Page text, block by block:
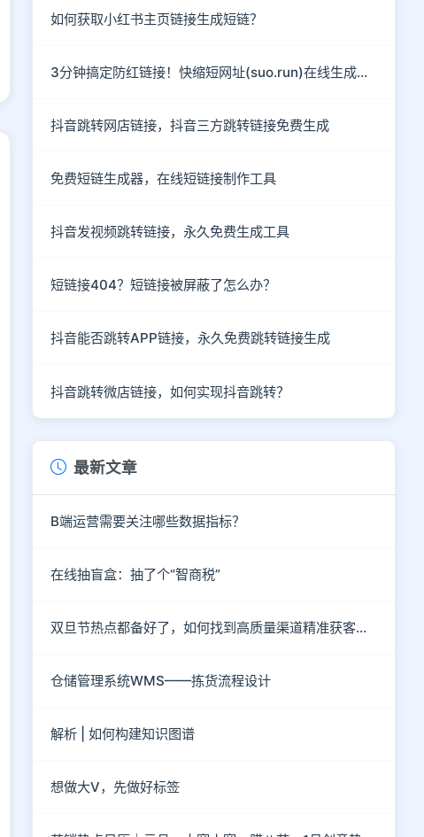
如何获取小红书主页链接生成短链？
3分钟搞定防红链接！快缩短网址(suo.run)在线生成指南
抖音跳转网店链接，抖音三方跳转链接免费生成
免费短链生成器，在线短链接制作工具
抖音发视频跳转链接，永久免费生成工具
短链接404？短链接被屏蔽了怎么办？
抖音能否跳转APP链接，永久免费跳转链接生成
抖音跳转微店链接，如何实现抖音跳转？
最新文章
B端运营需要关注哪些数据指标？
在线抽盲盒：抽了个“智商税”
双旦节热点都备好了，如何找到高质量渠道精准获客呢？
仓储管理系统WMS——拣货流程设计
解析 | 如何构建知识图谱
想做大V，先做好标签